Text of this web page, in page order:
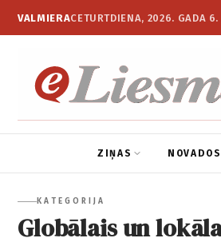
VALMIERACETURTDIENA, 2026. GADA
ZIŅAS NOVADOS
KATEGORIJA
Globālais un